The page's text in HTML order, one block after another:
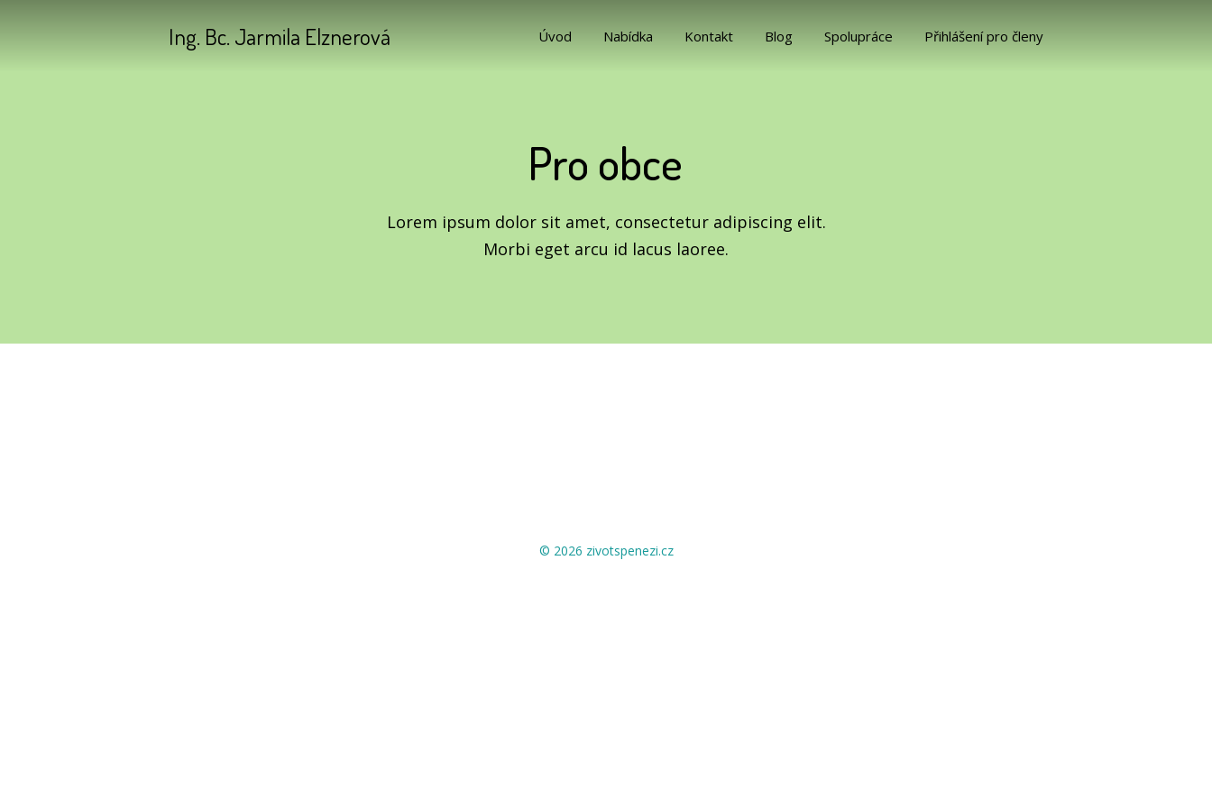
Ing. Bc. Jarmila Elznerová Úvod Nabídka Kontakt Blog Spolupráce Přihlášení pro členy
Pro obce
Lorem ipsum dolor sit amet, consectetur adipiscing elit.
Morbi eget arcu id lacus laoree.
© 2026 zivotspenezi.cz